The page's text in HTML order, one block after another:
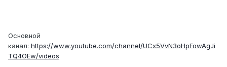
Основной
канал: https://www.youtube.com/channel/UCx5VvN3oHpFowAgJi
TQ4OEw/videos